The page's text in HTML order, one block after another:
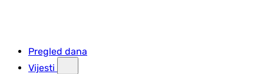
Pregled dana
Vijesti